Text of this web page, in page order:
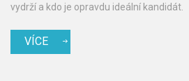
vydrží a kdo je opravdu ideální kandidát.
VÍCE